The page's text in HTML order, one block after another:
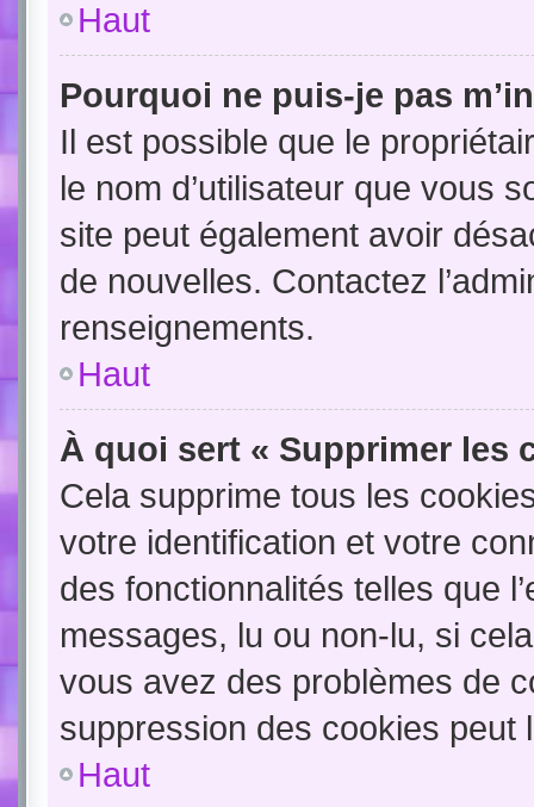
Haut
Pourquoi ne puis-je pas
Il est possible que le
le nom d’utilisateur que vous
site peut également avoir
de nouvelles. Contactez
renseignements.
Haut
À quoi sert « Supprimer les
Cela supprime tous les
votre identification et votre
des fonctionnalités telles que
messages, lu ou non-lu, si
vous avez des problèmes de
suppression des cookies peut
Haut